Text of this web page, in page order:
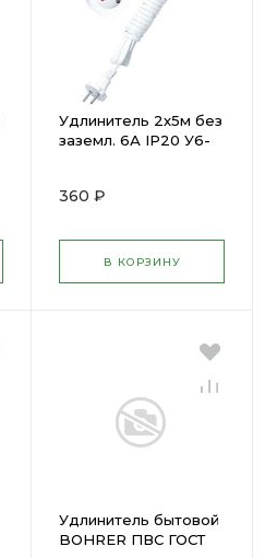
Удлинитель 2х5м без
заземл. 6А IP20 У6-
360 ₽
В КОРЗИНУ
Удлинитель бытовой
BOHRER ПВС ГОСТ